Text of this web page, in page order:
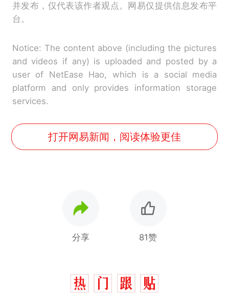
并发布，仅代表该作者观点。网易仅提供信息发布平
台。
Notice: The content above (including the pictures
and videos if any) is uploaded and posted by a
user of NetEase Hao, which is a social media
platform and only provides information storage
services.
打开网易新闻，阅读体验更佳
分享 81赞